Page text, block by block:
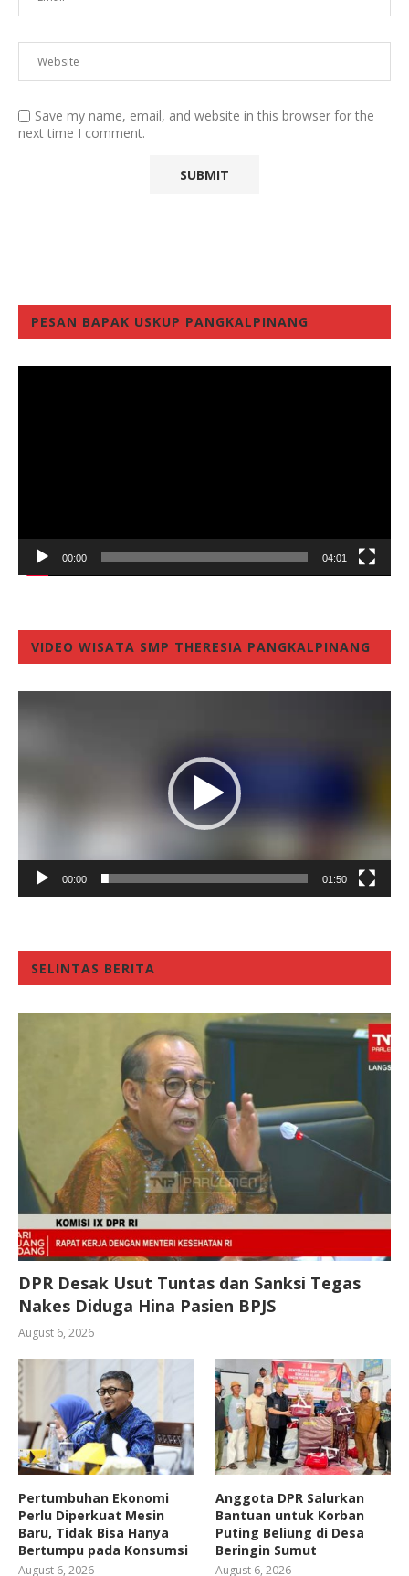
Save my name, email, and website in this browser for the
next time I comment.
PESAN BAPAK USKUP PANGKALPINANG
00:00 04:01
VIDEO WISATA SMP THERESIA PANGKALPINANG
00:00 01:50
SELINTAS BERITA
DPR Desak Usut Tuntas dan Sanksi Tegas
Nakes Diduga Hina Pasien BPJS
August 6, 2026
Pertumbuhan Ekonomi
Perlu Diperkuat Mesin
Baru, Tidak Bisa Hanya
Bertumpu pada Konsumsi
August 6, 2026
Anggota DPR Salurkan
Bantuan untuk Korban
Puting Beliung di Desa
Beringin Sumut
August 6, 2026